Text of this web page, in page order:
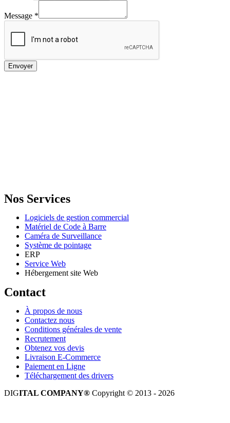
Message *
Envoyer
Nos Services
Logiciels de gestion commercial
Matériel de Code à Barre
Caméra de Surveillance
Système de pointage
ERP
Service Web
Hébergement site Web
Contact
À propos de nous
Contactez nous
Conditions générales de vente
Recrutement
Obtenez vos devis
Livraison E-Commerce
Paiement en Ligne
Téléchargement des drivers
DIGITAL COMPANY® Copyright © 2013 - 2026